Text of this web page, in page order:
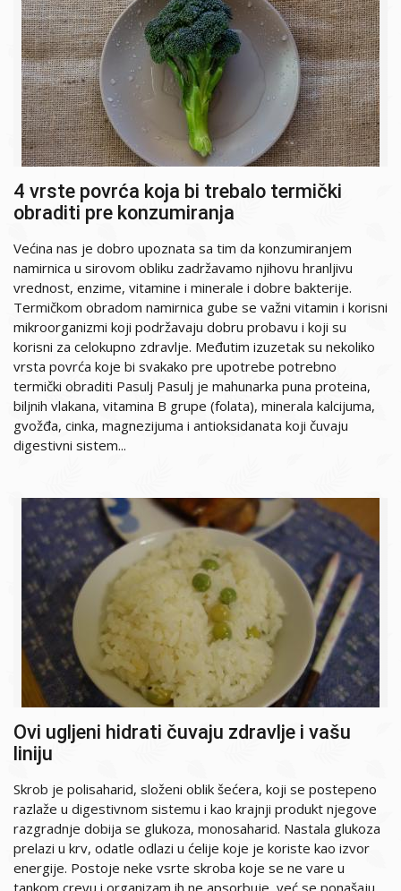
4 vrste povrća koja bi trebalo termički
obraditi pre konzumiranja
Većina nas je dobro upoznata sa tim da konzumiranjem
namirnica u sirovom obliku zadržavamo njihovu hranljivu
vrednost, enzime, vitamine i minerale i dobre bakterije.
Termičkom obradom namirnica gube se važni vitamin i korisni
mikroorganizmi koji podržavaju dobru probavu i koji su
korisni za celokupno zdravlje. Međutim izuzetak su nekoliko
vrsta povrća koje bi svakako pre upotrebe potrebno
termički obraditi Pasulj Pasulj je mahunarka puna proteina,
biljnih vlakana, vitamina B grupe (folata), minerala kalcijuma,
gvožđa, cinka, magnezijuma i antioksidanata koji čuvaju
digestivni sistem...
Ovi ugljeni hidrati čuvaju zdravlje i vašu
liniju
Skrob je polisaharid, složeni oblik šećera, koji se postepeno
razlaže u digestivnom sistemu i kao krajnji produkt njegove
razgradnje dobija se glukoza, monosaharid. Nastala glukoza
prelazi u krv, odatle odlazi u ćelije koje je koriste kao izvor
energije. Postoje neke vsrte skroba koje se ne vare u